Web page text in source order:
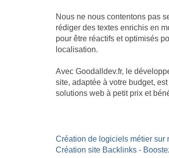
Nous ne nous contentons pas
rédiger des textes enrichis en
pour être réactifs et optimisés
localisation.
Avec Goodalldev.fr, le
site, adaptée à votre budget,
solutions web à petit prix et
Création de logiciels métier sur
Création site Backlinks -